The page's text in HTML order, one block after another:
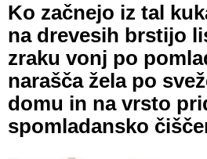
Ko začnejo iz tal
na drevesih brstijo
zraku vonj po
narašča žela po
domu in na vrsto
spomladansko